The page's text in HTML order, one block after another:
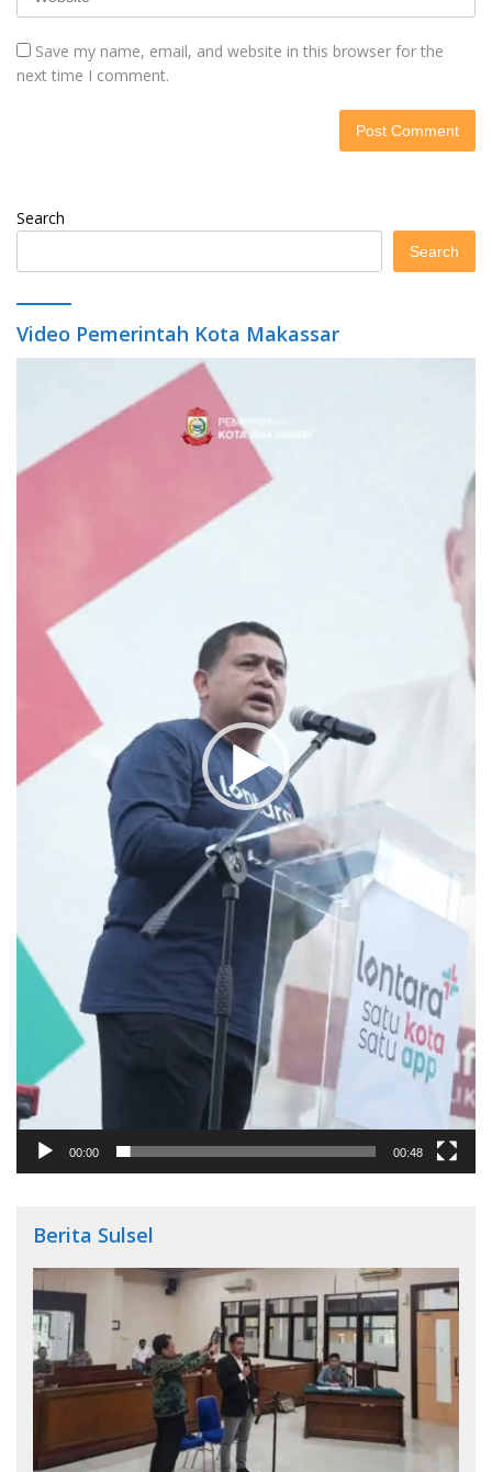
Save my name, email, and website in this browser for the
next time I comment.
Search
Search
Video Pemerintah Kota Makassar
00:00 00:48
Berita Sulsel